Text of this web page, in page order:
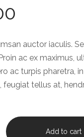
auctor iaculis.
ac ex maximus,
ac turpis pharetra,
feugiat tellus at,
Add to cart